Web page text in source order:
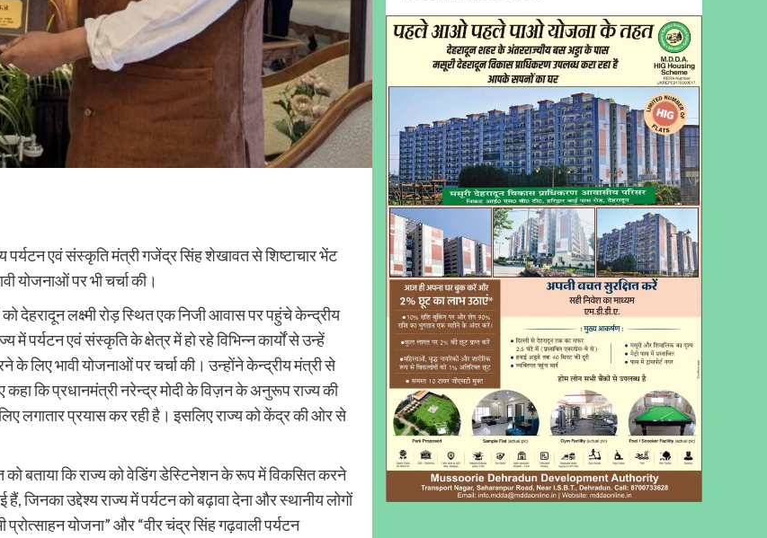
पर्यटन एवं संस्कृति मंत्री गजेंद्र सिंह शेखावत से शिष्टाचार भेंट
योजनाओं पर भी चर्चा की।
देहरादून लक्ष्मी रोड़ स्थित एक निजी आवास पर पहुंचे केन्द्रीय
पर्यटन एवं संस्कृति के क्षेत्र में हो रहे विभिन्न कार्यों से उन्हें
के लिए भावी योजनाओं पर चर्चा की। उन्होंने केन्द्रीय मंत्री से
कि प्रधानमंत्री नरेन्द्र मोदी के विज़न के अनुरूप राज्य की
लगातार प्रयास कर रही है। इसलिए राज्य को केंद्र की ओर से
बताया कि राज्य को वेडिंग डेस्टिनेशन के रूप में विकसित करने
जिनका उद्देश्य राज्य में पर्यटन को बढ़ावा देना और स्थानीय लोगों
योजना” और “वीर चंद्र सिंह गढ़वाली पर्यटन